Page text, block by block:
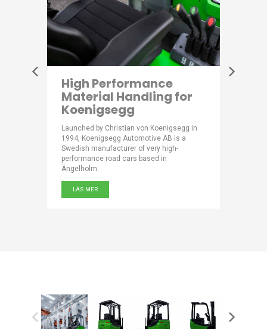
High Performance
Material Handling for
Koenigsegg
Launched by Christian von Koenigsegg in
1994, Koenigsegg Automotive AB is a
Swedish manufacturer of very high-
performance road cars based in
Ängelholm.
LÄS MER